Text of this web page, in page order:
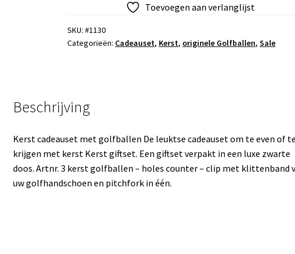
Toevoegen aan verlanglijst
SKU:#1130
Categorieën: Cadeauset, Kerst, originele Golfballen,Sale
Beschrijving
Kerst cadeauset met golfballen De leuktse cadeauset om te even of te
krijgen met kerst Kerst giftset. Een giftset verpakt in een luxe zwarte
doos. Artnr. 3 kerst golfballen – holes counter – clip met klittenband
uw golfhandschoen en pitchfork in één.